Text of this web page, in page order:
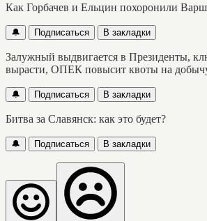
Как Горбачев и Ельцин похоронили
🔔 Подписаться В закладки
Залужный выдвигается в Президенты,
вырасти, ОПЕК повысит квоты на
🔔 Подписаться В закладки
Битва за Славянск: как это будет?
🔔 Подписаться В закладки